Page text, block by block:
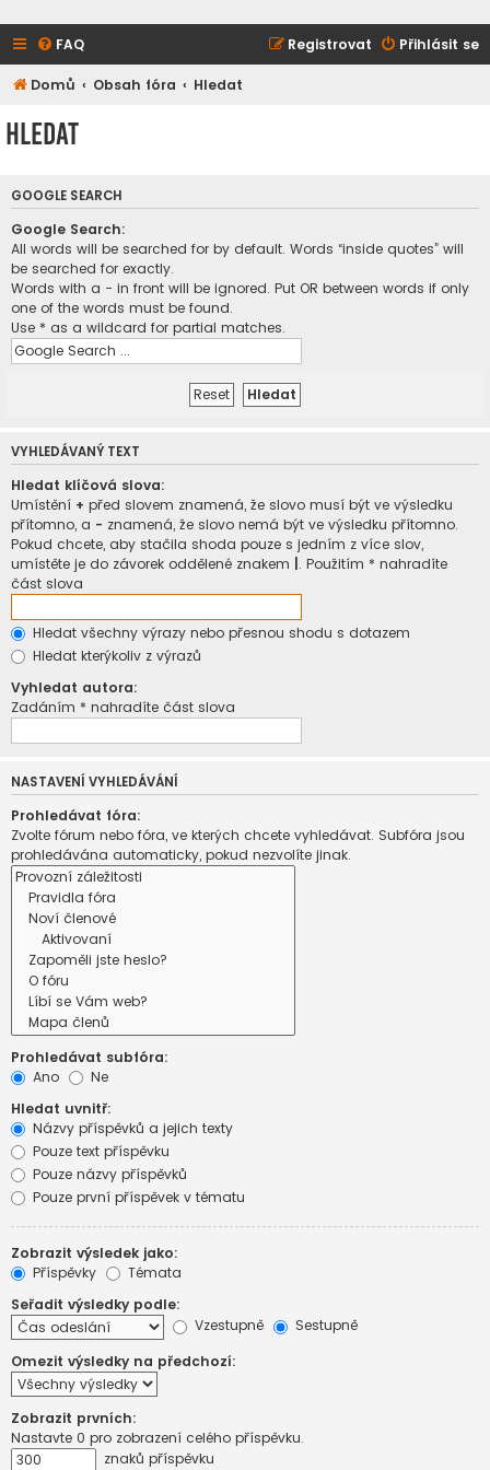
FAQ Přihlásit se
Registrovat
Domů Obsah fóra Hledat
Hledat
GOOGLE SEARCH
Google Search:
All words will be searched for by default. Words “inside quotes” will
be searched for exactly.
Words with a - in front will be ignored. Put OR between words if only
one of the words must be found.
Use * as a wildcard for partial matches.
VYHLEDÁVANÝ TEXT
Hledat klíčová slova:
Umístění + před slovem znamená, že slovo musí být ve výsledku
přítomno, a - znamená, že slovo nemá být ve výsledku přítomno.
Pokud chcete, aby stačila shoda pouze s jedním z více slov,
umístěte je do závorek oddělené znakem . Použitím * nahradíte
část slova
Hledat všechny výrazy nebo přesnou shodu s dotazem
Hledat kterýkoliv z výrazů
Vyhledat autora:
Zadáním * nahradíte část slova
NASTAVENÍ VYHLEDÁVÁNÍ
Prohledávat fóra:
Zvolte fórum nebo fóra, ve kterých chcete vyhledávat. Subfóra jsou
prohledávána automaticky, pokud nezvolíte jinak.
Prohledávat subfóra:
Ano
Ne
Hledat uvnitř:
Názvy příspěvků a jejich texty
Pouze text příspěvku
Pouze názvy příspěvků
Pouze první příspěvek v tématu
Zobrazit výsledek jako:
Příspěvky
Témata
Seřadit výsledky podle:
Vzestupně
Sestupně
Omezit výsledky na předchozí:
Zobrazit prvních:
Nastavte 0 pro zobrazení celého příspěvku.
znaků příspěvku